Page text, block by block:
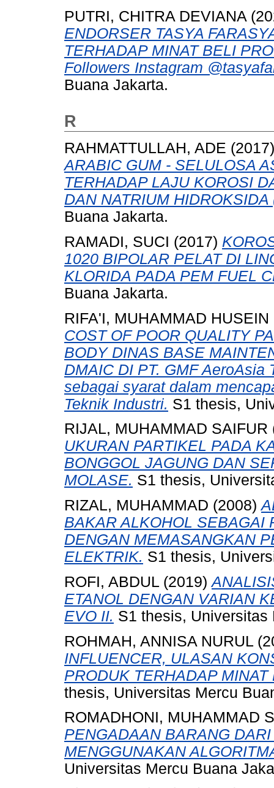
PUTRI, CHITRA DEVIANA
ENDORSER TASYA
TERHADAP MINAT BELI
Followers Instagram
Buana Jakarta.
R
RAHMATTULLAH, ADE
ARABIC GUM - SELULOSA
TERHADAP LAJU KOROSI
DAN NATRIUM HIDROKSIDA
Buana Jakarta.
RAMADI, SUCI (2017)
1020 BIPOLAR PELAT DI
KLORIDA PADA PEM FUEL
Buana Jakarta.
RIFA'I, MUHAMMAD HUSEIN
COST OF POOR QUALITY
BODY DINAS BASE
DMAIC DI PT. GMF AeroAsia
sebagai syarat dalam
Teknik Industri. S1 thesis,
RIJAL, MUHAMMAD SAIFUR
UKURAN PARTIKEL PADA
BONGGOL JAGUNG DAN
MOLASE. S1 thesis,
RIZAL, MUHAMMAD (2008)
BAKAR ALKOHOL SEBAGAI
DENGAN MEMASANGKAN
ELEKTRIK. S1 thesis,
ROFI, ABDUL (2019)
ETANOL DENGAN VARIAN
EVO II. S1 thesis, Universitas
ROHMAH, ANNISA NURUL
INFLUENCER, ULASAN
PRODUK TERHADAP
thesis, Universitas Mercu
ROMADHONI, MUHAMMAD
PENGADAAN BARANG
MENGGUNAKAN
Universitas Mercu Buana